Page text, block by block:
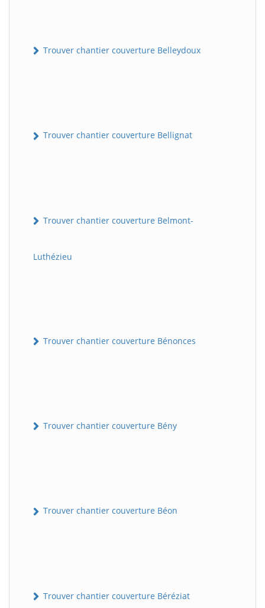
Trouver chantier couverture Belleydoux
Trouver chantier couverture Bellignat
Trouver chantier couverture Belmont-
Luthézieu
Trouver chantier couverture Bénonces
Trouver chantier couverture Bény
Trouver chantier couverture Béon
Trouver chantier couverture Béréziat